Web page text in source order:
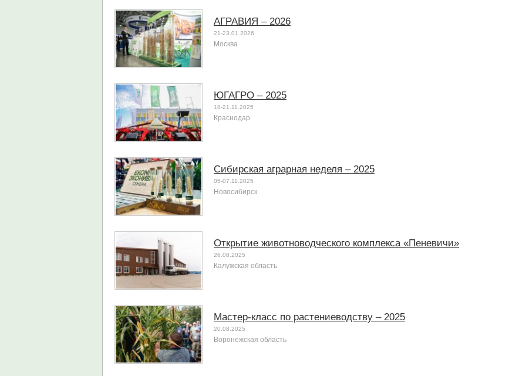
АГРАВИЯ – 2026
21-23.01.2026
Москва
ЮГАГРО – 2025
18-21.11.2025
Краснодар
Сибирская аграрная неделя – 2025
05-07.11.2025
Новосибирск
Открытие животноводческого комплекса «Пеневичи»
26.08.2025
Калужская область
Мастер-класс по растениеводству – 2025
20.08.2025
Воронежская область